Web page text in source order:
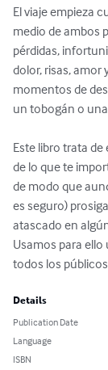
El viaje empieza
medio de ambos
pérdidas,
dolor, risas, amor
momentos de
un tobogán o
Este libro trata
de lo que te
de modo que
es seguro)
atascado en
Usamos para ello
todos los
Details
Publication Date
Language
ISBN